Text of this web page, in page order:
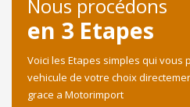
Nous procédons
en 3 Etapes
Voici les Etapes simples qui vous
vehicule de votre choix
grace a Motorimport